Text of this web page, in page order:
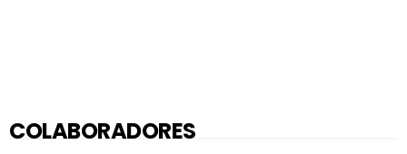
COLABORADORES